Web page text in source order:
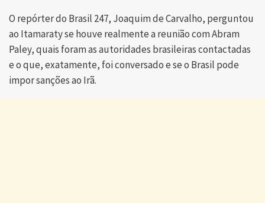
O repórter do Brasil 247, Joaquim de Carvalho, perguntou
ao Itamaraty se houve realmente a reunião com Abram
Paley, quais foram as autoridades brasileiras contactadas
e o que, exatamente, foi conversado e se o Brasil pode
impor sanções ao Irã.